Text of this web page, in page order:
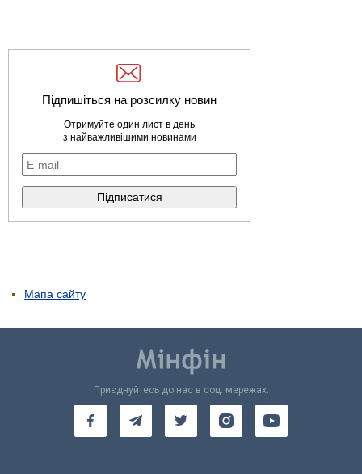
Підпишіться на розсилку новин
Отримуйте один лист в день
з найважливішими новинами
Мапа сайту
Приєднуйтесь до нас в соц. мережах: